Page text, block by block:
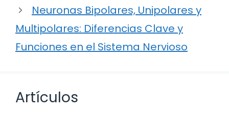
Neuronas Bipolares, Unipolares y
Multipolares: Diferencias Clave y
Funciones en el Sistema Nervioso
Artículos